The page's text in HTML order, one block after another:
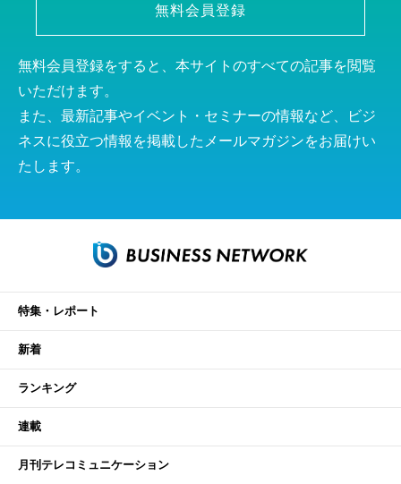
無料会員登録
無料会員登録をすると、本サイトのすべての記事を閲覧
いただけます。
また、最新記事やイベント・セミナーの情報など、ビジ
ネスに役立つ情報を掲載したメールマガジンをお届けい
たします。
特集・レポート
新着
ランキング
連載
月刊テレコミュニケーション